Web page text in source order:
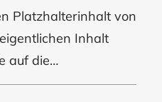
Platzhalterinhalt von
Inhalt
auf die…